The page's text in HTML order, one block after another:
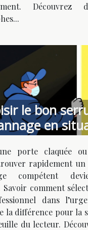
Découvrez
le bon
en
d'urgence
porte claquée
rapidement
compétent
Savoir comment
dans
la différence pour la
du lecteur.